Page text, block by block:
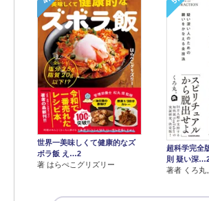
世界一美味しくて健康的なズ
ボラ飯 え…2
著 はらぺこグリズリー
超科学完全
則 疑い深
著者 くろ丸。